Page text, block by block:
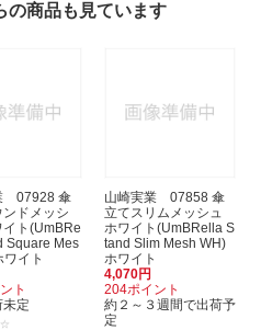
の商品も見ています
07928 傘
ドメッシ
ト(UmBRe
Square Mes
ワイト
ト
未定
山崎実業 07858 傘
立てスリムメッシュ
ホワイト(UmBRella S
tand Slim Mesh WH)
ホワイト
4,070円
204ポイント
約２～３週間で出荷予
定